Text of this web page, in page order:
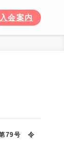
入会案内
第79号 令